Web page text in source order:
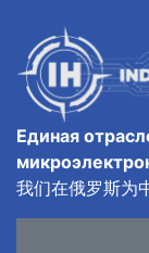
Единая
我们在俄罗斯为